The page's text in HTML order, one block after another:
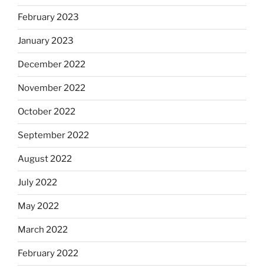
February 2023
January 2023
December 2022
November 2022
October 2022
September 2022
August 2022
July 2022
May 2022
March 2022
February 2022